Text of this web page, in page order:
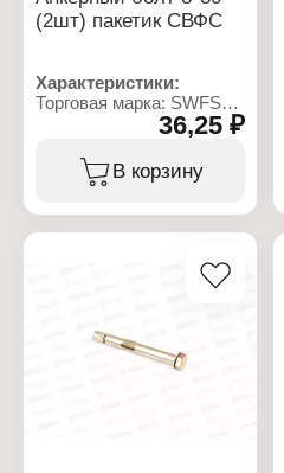
(2шт) пакетик СВФС
Характеристики:
Торговая марка: SWFS
Артикул: тов-111568
Вариация: анкерный
Назначение: для бетона
36,25 ₽
В корзину